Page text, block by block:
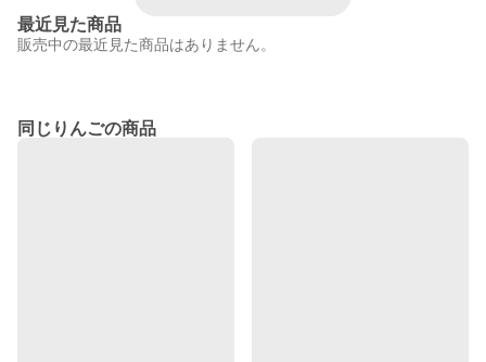
最近見た商品
販売中の最近見た商品はありません。
同じりんごの商品